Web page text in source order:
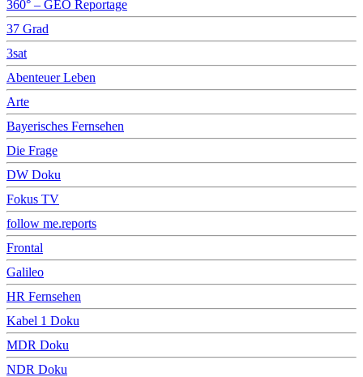
360° – GEO Reportage
37 Grad
3sat
Abenteuer Leben
Arte
Bayerisches Fernsehen
Die Frage
DW Doku
Fokus TV
follow me.reports
Frontal
Galileo
HR Fernsehen
Kabel 1 Doku
MDR Doku
NDR Doku